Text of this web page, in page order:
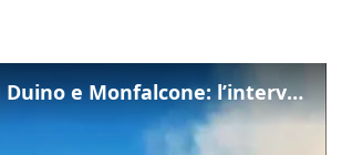
Incendio tra Duino e Monfalcone: l’intervento dei vigili del fuoco